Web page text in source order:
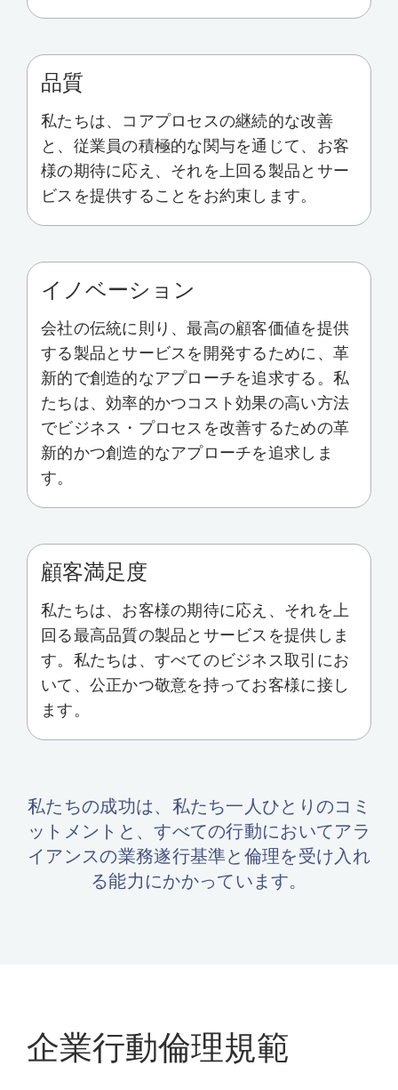
品質
私たちは、コアプロセスの継続的な改善
と、従業員の積極的な関与を通じて、お客
様の期待に応え、それを上回る製品とサー
ビスを提供することをお約束します。
イノベーション
会社の伝統に則り、最高の顧客価値を提供
する製品とサービスを開発するために、革
新的で創造的なアプローチを追求する。私
たちは、効率的かつコスト効果の高い方法
でビジネス・プロセスを改善するための革
新的かつ創造的なアプローチを追求しま
す。
顧客満足度
私たちは、お客様の期待に応え、それを上
回る最高品質の製品とサービスを提供しま
す。私たちは、すべてのビジネス取引にお
いて、公正かつ敬意を持ってお客様に接し
ます。
私たちの成功は、私たち一人ひとりのコミ
ットメントと、すべての行動においてアラ
イアンスの業務遂行基準と倫理を受け入れ
る能力にかかっています。
企業行動倫理規範